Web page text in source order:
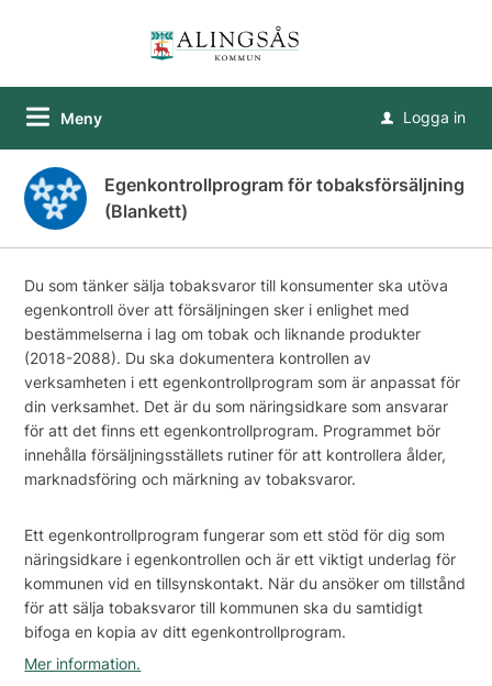
Meny u Logga in
Egenkontrollprogram för tobaksförsäljning
(Blankett)
Du som tänker sälja tobaksvaror till konsumenter ska utöva
egenkontroll över att försäljningen sker i enlighet med
bestämmelserna i lag om tobak och liknande produkter
(2018-2088). Du ska dokumentera kontrollen av
verksamheten i ett egenkontrollprogram som är anpassat för
din verksamhet. Det är du som näringsidkare som ansvarar
för att det finns ett egenkontrollprogram. Programmet bör
innehålla försäljningsställets rutiner för att kontrollera ålder,
marknadsföring och märkning av tobaksvaror.
Ett egenkontrollprogram fungerar som ett stöd för dig som
näringsidkare i egenkontrollen och är ett viktigt underlag för
kommunen vid en tillsynskontakt. När du ansöker om tillstånd
för att sälja tobaksvaror till kommunen ska du samtidigt
bifoga en kopia av ditt egenkontrollprogram.
Mer information.